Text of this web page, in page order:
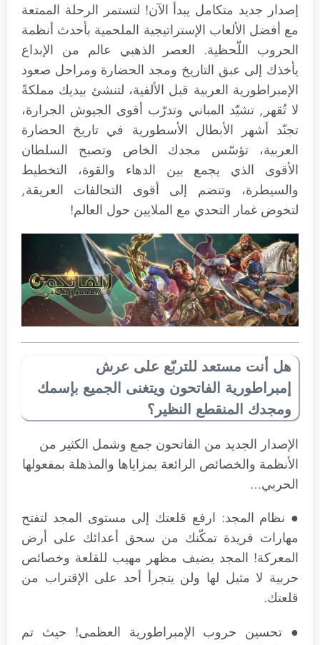
إصدار جديد متكامل يبدأ الآن! لتستمر الرحلة الممتعة
مع أفضل الألعاب الإستراتيجية الملحمية بأحدث أنظمة
الحروب اللّحظية. العصر الذهبي عالم من الإبداع
يأخذك إلى عبق التاريخ ومجد الحضارة ومراحل صعود
الإمبراطورية العربية قبل الألفية، لتنشئ بيديك مملكةً
لا تُقهر, تشيّد المباني وتدرّب أقوى الجيوش الجرارة،
تجنّد أشهر الأبطال الأسطورية في تاريخ الحضارة
العربية، تؤسّس مجدك الخاص وتصبح السلطان
الأقوى الذي يجمع بين الدهاء والقوة، التخطيط
والسيطرة، وتنضم إلى أقوى التحالفات العريقة,
لتخوض غمار التحدي مع الملايين حول العالم!
هل أنت مستعد للتربّع على عرش
إمبراطورية الفاتحون ويتغنى الجميع بإسمك
ومجدك المنقطع النظير؟
الإصدار الجديد من الفاتحون جمع وشمل الكثير من
الأنظمة والخصائص الرائعة بمزاياها والمذهلة بمفعولها
الحربي…
● نظام المجد: ارفع قلعتك إلى مستوى المجد لتفتح
مهارات فريدة تمكّنك من سحق أعدائك على أرض
المعركة! المجد يضيف مظهر مهيب للقلعة وخصائص
حربية لا مثيل لها ولن يتجرأ أحد على الإقتراب من
قلعتك.
● تحسين حروب الإمبراطورية العظمى! حيث تم